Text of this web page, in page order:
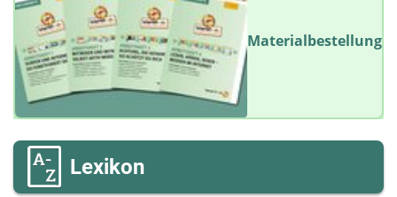
Materialbestellung
Lexikon